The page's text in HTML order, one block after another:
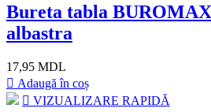
Bureta tabla
albastra
17,95 MDL
Adaugă în coș
VIZUALIZARE RAPIDĂ